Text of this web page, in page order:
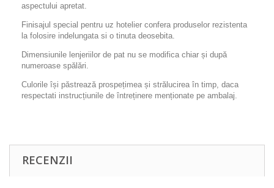
aspectului apretat.
Finisajul special pentru uz hotelier confera produselor rezistenta
la folosire indelungata si o tinuta deosebita.
Dimensiunile lenjeriilor de pat nu se modifica chiar și după
numeroase spălări.
Culorile își păstrează prospețimea și strălucirea în timp, daca
respectati instrucțiunile de întreținere menționate pe ambalaj.
RECENZII